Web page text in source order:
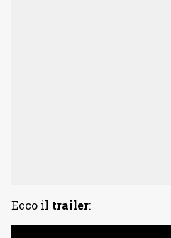
Ecco il trailer: